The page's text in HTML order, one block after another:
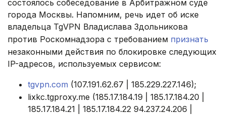
состоялось собеседование в Арбитражном суде
города Москвы. Напомним, речь идет об иске
владельца TgVPN Владислава Здольникова
против Роскомнадзора с требованием признать
незаконными действия по блокировке следующих
IP-адресов, используемых сервисом:
tgvpn.com (107.191.62.67 | 185.229.227.146);
lixkc.tgproxy.me (185.17.184.19 | 185.17.184.20 |
185.17.184.21 | 185.17.184.22 94.237.24.206 |